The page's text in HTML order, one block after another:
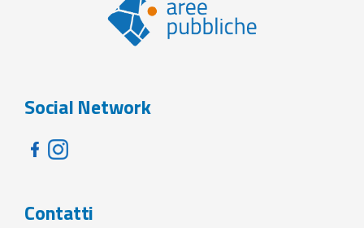
Social Network
Contatti